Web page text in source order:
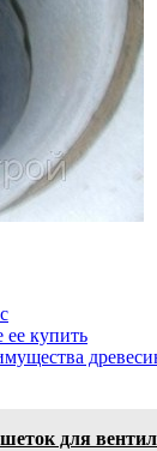
ее купить
для